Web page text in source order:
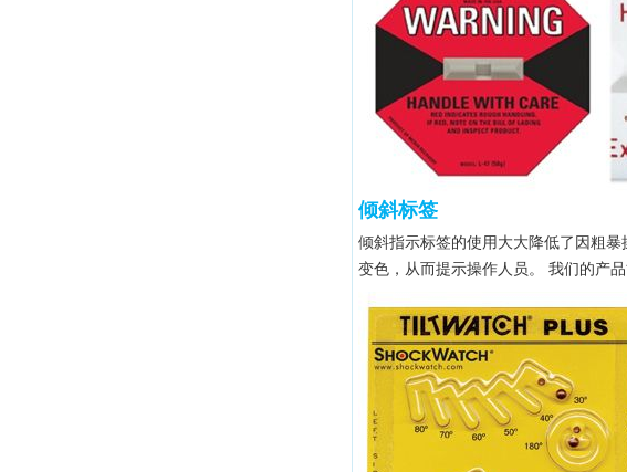
倾斜标签
倾斜指示标签的使用大大降低了因粗
变色，从而提示操作人员。 我们的产